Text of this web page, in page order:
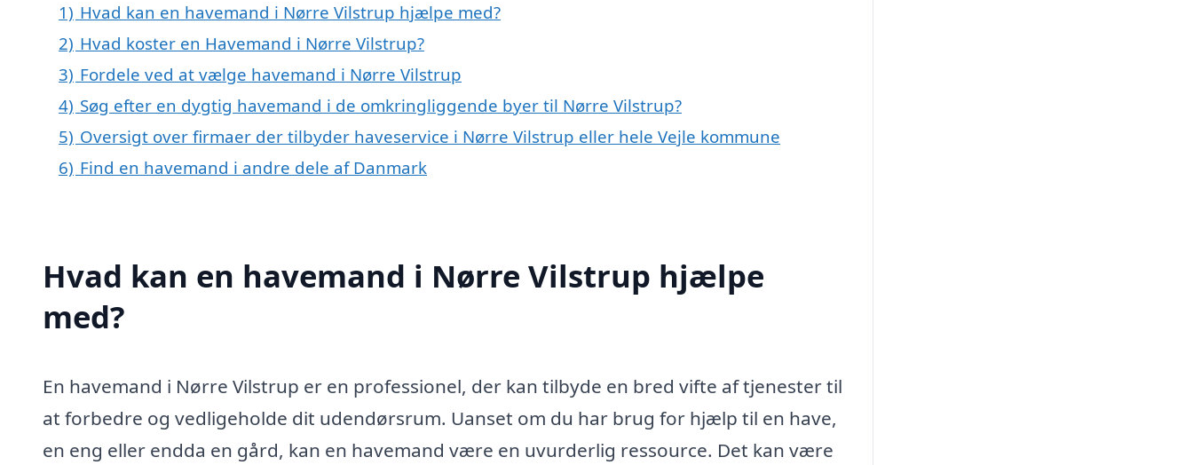
1) Hvad kan en havemand i Nørre Vilstrup hjælpe med?
2) Hvad koster en Havemand i Nørre Vilstrup?
3) Fordele ved at vælge havemand i Nørre Vilstrup
4) Søg efter en dygtig havemand i de omkringliggende byer til Nørre Vilstrup?
5) Oversigt over firmaer der tilbyder haveservice i Nørre Vilstrup eller hele Vejle kommune
6) Find en havemand i andre dele af Danmark
Hvad kan en havemand i Nørre Vilstrup hjælpe
med?
En havemand i Nørre Vilstrup er en professionel, der kan tilbyde en bred vifte af tjenester til
at forbedre og vedligeholde dit udendørsrum. Uanset om du har brug for hjælp til en have,
en eng eller endda en gård, kan en havemand være en uvurderlig ressource. Det kan være